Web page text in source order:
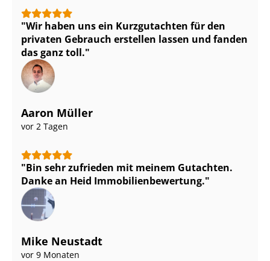
Wir haben uns ein Kurzgutachten für den
privaten Gebrauch erstellen lassen und fanden
das ganz toll.
Aaron Müller
vor 2 Tagen
Bin sehr zufrieden mit meinem Gutachten.
Danke an Heid Im­mo­bi­li­en­be­wer­tung.
Mike Neustadt
vor 9 Monaten